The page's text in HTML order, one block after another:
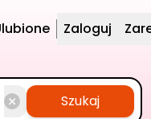
Zaloguj
Szukaj